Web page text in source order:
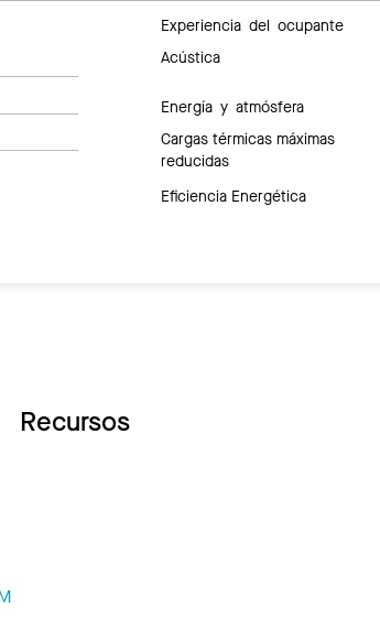
Experiencia del ocupante
Acústica
Energía y atmósfera
Cargas térmicas máximas
reducidas
Eficiencia Energética
Recursos